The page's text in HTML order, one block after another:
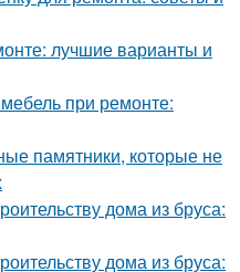
лучшие варианты и
при ремонте:
памятники, которые не
дома из бруса:
дома из бруса: